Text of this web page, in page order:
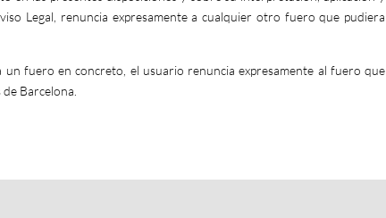
Legal, renuncia expresamente a cualquier otro fuero que pudiera
un fuero en concreto, el usuario renuncia expresamente al fuero que
Barcelona.